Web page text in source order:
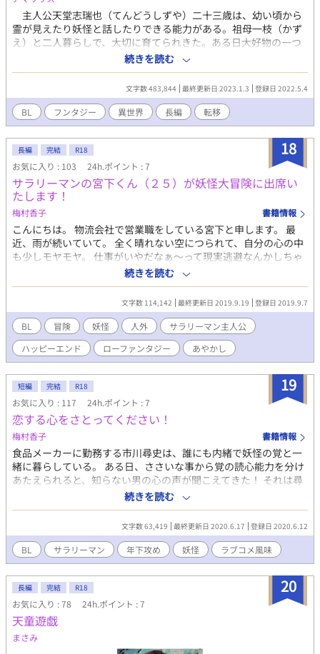
主人公天堂志瑞也（てんどうしずや）二十三歳は、幼い頃から
霊が見えたり妖怪と話したりできる能力がある。祖母一枝（かず
え）と二人暮らしで、大切に育てられきた。ある日大好物の一つ
のキャラメルから、いつも通りの日常が変わってしまう。蒼万
（そうま）と名乗る男に異世界へ連れて来られ、この世界で謎の
死を遂げた黄怜（きれん）の生まれ変わりだと知らされる。傲慢
で身勝手だと思っていた蒼万は、時に温かく祖母のように優しか
った。黄怜の死の解明に向け蒼万と旅立つ事になるが、旅先で知
る事実に自身の存在が不安定になってしまう。志瑞也と黄怜の関
係、そして蒼万を含めた仲間達との出会い。各々が向き合うべき
事とは…。 ※この作品は『小説家になろう』グループの『ムーン
ライトノベルズ』にも掲載しています。
続きを読む
文字数 483,844 最終更新日 2023.1.3 登録日 2022.5.4
BL フンタジー 異世界 長編 転移
18
長編 完結 R18
お気に入り : 103 24h.ポイント : 7
サラリーマンの宮下くん（２５）が妖怪大冒険に出席い
たします！
梅村香子 書籍情報
こんにちは。 物流会社で営業職をしている宮下と申します。 最
近、雨が続いていて。 全く晴れない空につられて、自分の心の中
も少しモヤモヤ。 仕事がいやだなぁ～って現実逃避なんかしちゃ
ったり。 そんなある日の帰宅途中。 突然小さな辻に閉じ込められ
て、不気味な黒い影に襲われてしまったんです。 訳も分からない
まま絶望していると、茶色いモフモフが僕を救ってくれました。
助かったんだって喜んだのもつかの間、僕の命はあと七日だと宣
告されました。 僕が生きながらえるには、不老不死の霊力をもつ
果実が必要らしくて――！！ そんなの知らないし、どこにあるっ
て言うんですか！？！？ 全く頭がついていかないけど、八日目の
朝日を見る為に……僕は果実を探す冒険に出発します！！！ 平凡
を極めたサラリーマン（２５）の雨の日妖怪アドベンチャーで
す。 よろしくお願いします。
続きを読む
文字数 114,142 最終更新日 2019.9.19 登録日 2019.9.7
BL 冒険 妖怪 人外
サラリーマン主人公
ハッピーエンド
ローファンタジー あやかし
19
短編 完結 R18
お気に入り : 117 24h.ポイント : 7
恋する心をさとってください！
梅村香子 書籍情報
食品メーカーに勤務する市川尋史は、誰にも内緒で妖怪の覚と一
緒に暮らしている。 ある日、ささいな事から覚の読心能力を分け
あたえられると、知らない男の心の声が聞こえてきた！ それは尋
史を求める熱烈な恋する声で！？ 自分への情熱を宿した声に、サ
ラリーマンの日常は大混乱！ しかも、謎の男の正体はとんでもな
い奴だった！ という感じの恋する心の声に翻弄されるサラリーマ
ンのラブコメ風味な中編小説です。 相手の心の声の一部が分かっ
てしまうという特殊設定です。 よろしくお願いします！ 他サイト
様にも掲載しております。
続きを読む
文字数 63,419 最終更新日 2020.6.17 登録日 2020.6.12
BL サラリーマン 年下攻め 妖怪 ラブコメ風味
20
長編 完結 R18
お気に入り : 78 24h.ポイント : 7
天童遊戯
まさみ